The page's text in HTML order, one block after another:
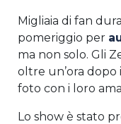
Migliaia di fan
pomeriggio per
ma non solo. Gli
oltre un’ora dopo
foto con i loro
Lo show è stato